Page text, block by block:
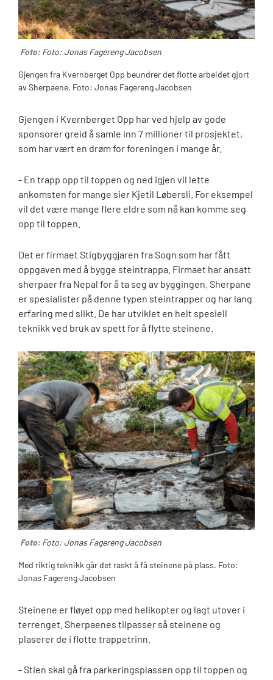
Foto: Foto: Jonas Fagereng Jacobsen
Gjengen fra Kvernberget Opp beundrer det flotte arbeidet gjort
av Sherpaene. Foto: Jonas Fagereng Jacobsen
Gjengen i Kvernberget Opp har ved hjelp av gode
sponsorer greid å samle inn 7 millioner til prosjektet,
som har vært en drøm for foreningen i mange år.
- En trapp opp til toppen og ned igjen vil lette
ankomsten for mange sier Kjetil Løbersli. For eksempel
vil det være mange flere eldre som nå kan komme seg
opp til toppen.
Det er firmaet Stigbyggjaren fra Sogn som har fått
oppgaven med å bygge steintrappa. Firmaet har ansatt
sherpaer fra Nepal for å ta seg av byggingen. Sherpane
er spesialister på denne typen steintrapper og har lang
erfaring med slikt. De har utviklet en helt spesiell
teknikk ved bruk av spett for å flytte steinene.
Foto: Foto: Jonas Fagereng Jacobsen
Med riktig teknikk går det raskt å få steinene på plass. Foto:
Jonas Fagereng Jacobsen
Steinene er fløyet opp med helikopter og lagt utover i
terrenget. Sherpaenes tilpasser så steinene og
plaserer de i flotte trappetrinn.
- Stien skal gå fra parkeringsplassen opp til toppen og